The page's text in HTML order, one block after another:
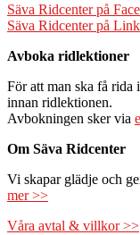
Säva Ridcenter på
Säva Ridcenter på
Avboka ridlektioner
För att man ska få rida
innan ridlektionen.
Avbokningen sker via
Om Säva Ridcenter
Vi skapar glädje och
mer >>
Våra avtal & villkor >>